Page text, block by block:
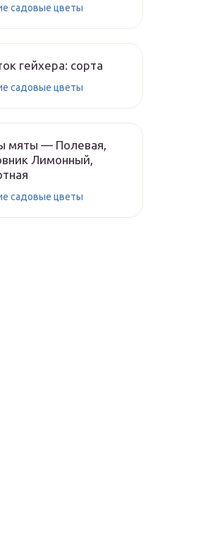
садовые цветы
гейхера: сорта
садовые цветы
мяты — Полевая,
Лимонный,
садовые цветы